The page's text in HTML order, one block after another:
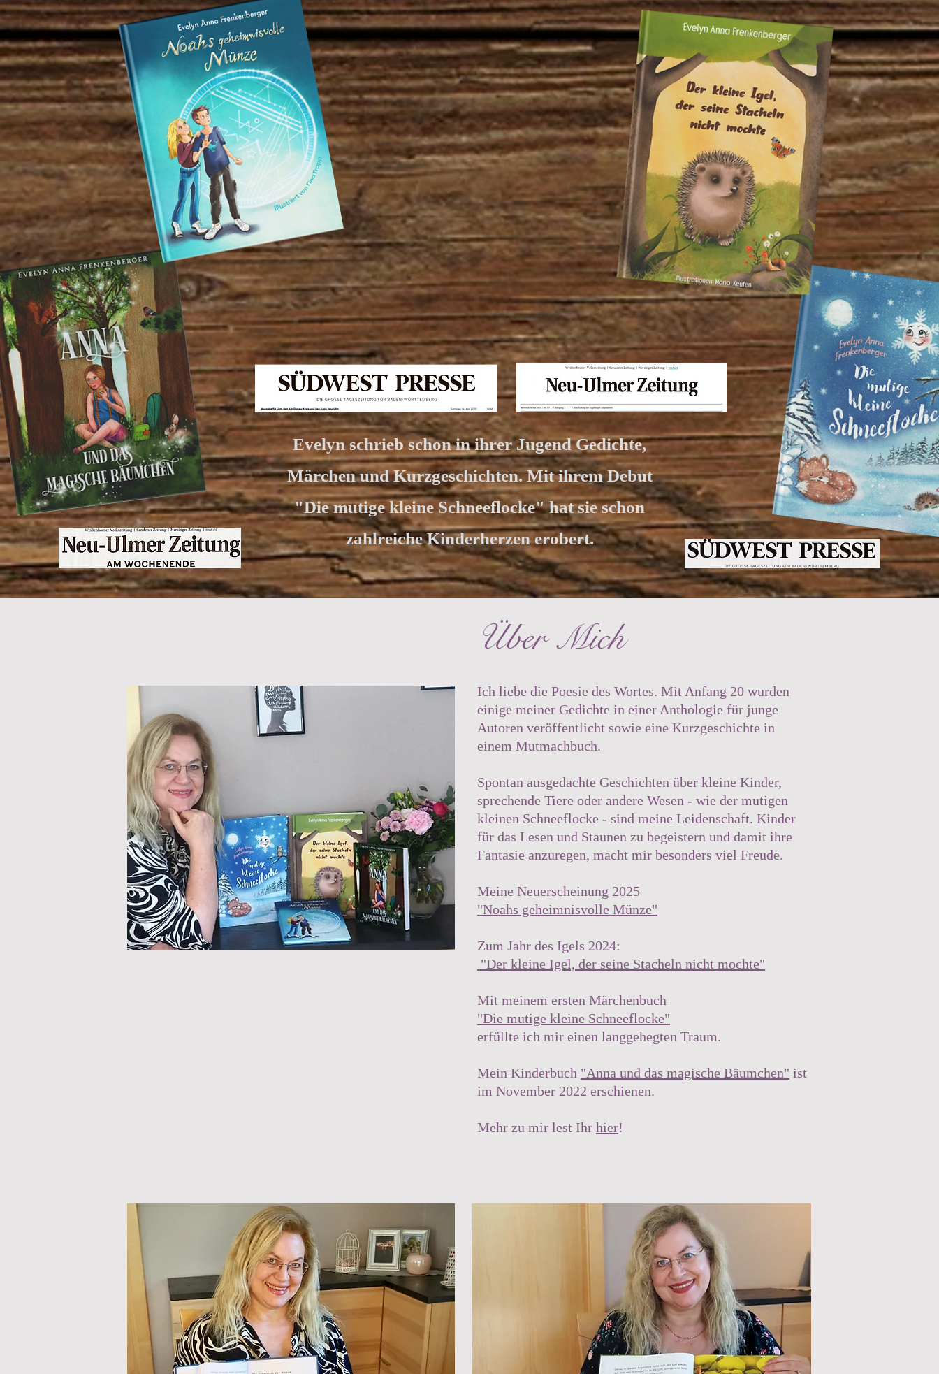
coming soon
Evelyn schrieb schon in ihrer Jugend Gedichte,
Märchen und Kurzgeschichten.Mit ihrem Debut
"Die mutige kleine Schneeflocke" hat sie schon
zahlreiche Kinderherzen erobert.
Über Mich
Ich liebe die Poesie des Wortes. Mit Anfang 20 wurden
einige meiner Gedichte in einer Anthologie für junge
Autoren veröffentlicht sowie eine Kurzgeschichte in
einem Mutmachbuch.
Spontan ausgedachte Geschichten über kleine Kinder,
sprechende Tiere oder andere Wesen - wie der mutigen
kleinen Schneeflocke - sind meine Leidenschaft. Kinder
für das Lesen und Staunen zu begeistern und damit ihre
Fantasie anzuregen, macht mir besonders viel Freude.
Meine Neuerscheinung 2025
"Noahs geheimnisvolle Münze"
Zum Jahr des Igels 2024:
"Der kleine Igel, der seine Stacheln nicht mochte"
Mit meinem ersten Märchenbuch
"Die mutige kleine Schneeflocke"
erfüllte ich mir einen langgehegten Traum.
Mein Kinderbuch "Anna und das magische Bäumchen" ist
im November 2022 erschienen.
Mehr zu mir lest Ihr hier!